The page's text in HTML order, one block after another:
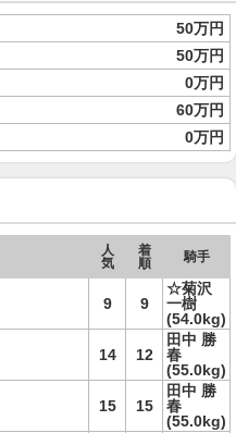
50万円
50万円
0万円
60万円
0万円
人
気
着
順
騎手
9 9
☆菊沢
一樹
(54.0kg)
14 12
田中 勝
春
(55.0kg)
15 15
田中 勝
春
(55.0kg)